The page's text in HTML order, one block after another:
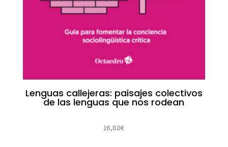
Lenguas callejeras: paisajes colectivos
de las lenguas que nos rodean
16,80€